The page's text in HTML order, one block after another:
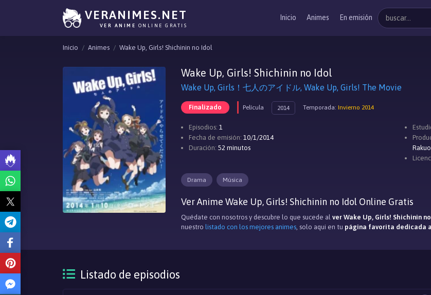
VERANIMES.NET
VER ANIME ONLINE GRATIS
Inicio Animes En emisión
Inicio Animes Wake Up, Girls! Shichinin no Idol
Wake Up, Girls! Shichinin no Idol
Wake Up, Girls！七人のアイドル, Wake Up, Girls! The Movie
Finalizado Película 2014 Temporada: Invierno 2014
Episodios: 1
Fecha de emisión: 10/1/2014
Duración: 52 minutos
Drama Música
Ver Anime Wake Up, Girls! Shichinin no Idol Online Gratis
Quédate con nosotros y descubre lo que sucede al ver Wake Up, Girls! Shichinin
nuestro listado con los mejores animes, solo aqui en tu página favorita dedicada
Listado de episodios